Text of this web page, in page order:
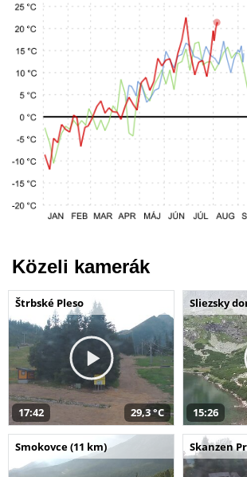
Közeli kamerák
Štrbské Pleso
17:42 29,3 °C
Sliezsky
15:26
Smokovce (11 km) Skanzen